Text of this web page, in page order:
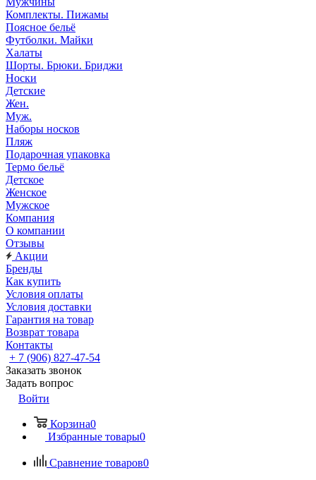
Комплекты. Пижамы
Поясное бельё
Футболки. Майки
Халаты
Шорты. Брюки. Бриджи
Носки
Детские
Жен.
Муж.
Наборы носков
Пляж
Подарочная упаковка
Термо бельё
Детское
Женское
Мужское
Компания
О компании
Отзывы
Акции
Бренды
Как купить
Условия оплаты
Условия доставки
Гарантия на товар
Возврат товара
Контакты
+ 7 (906) 827-47-54
Заказать звонок
Задать вопрос
Войти
Корзина0
Избранные товары0
Сравнение товаров0